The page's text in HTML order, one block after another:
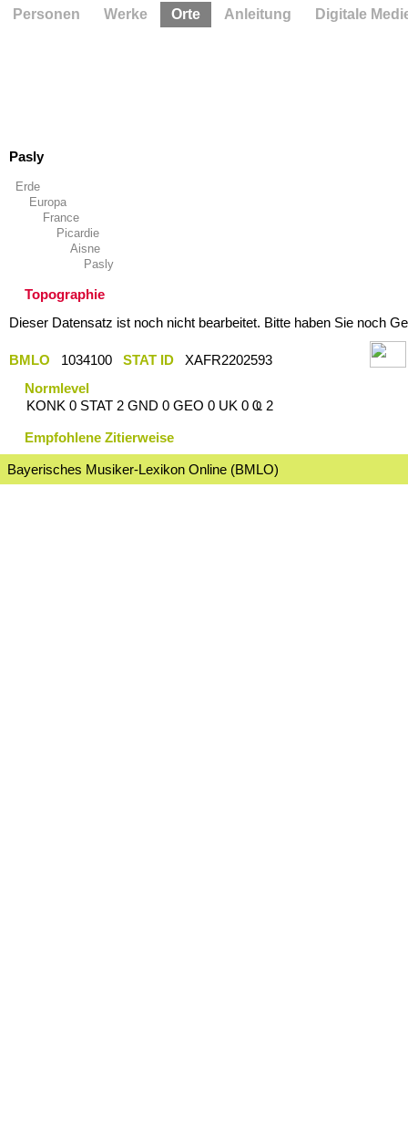
Pasly
Erde
Europa
France
Picardie
Aisne
Pasly
Topographie
Dieser Datensatz ist noch nicht bearbeitet. Bitte haben Sie noch
BMLO 1034100 STAT ID
XAFR2202593
Normlevel
KONK 0 STAT 2 GND 0 GEO 0 UK 0 Ҩ 2
Empfohlene Zitierweise
Bayerisches Musiker-Lexikon Online (BMLO)
Personen Werke Orte Anleitung Digitale